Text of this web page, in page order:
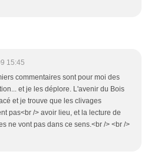
15:45
commentaires sont pour moi des
et je les déplore. L'avenir du Bois
et je trouve que les clivages
pas<br /> avoir lieu, et la lecture de
ne vont pas dans ce sens.<br /> <br />